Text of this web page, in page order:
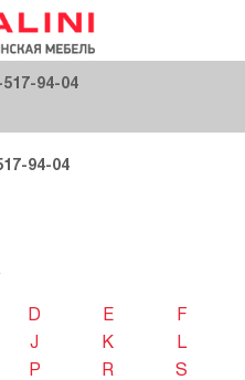
517-94-04
+7(499)-517-94-04
Москва,
д. 36 стр.3
94-04
D E
F
J K
L
P R
S